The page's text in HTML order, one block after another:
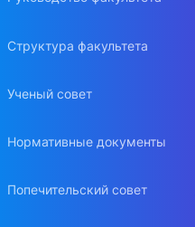
Структура факультета
Ученый совет
Нормативные документы
Попечительский совет